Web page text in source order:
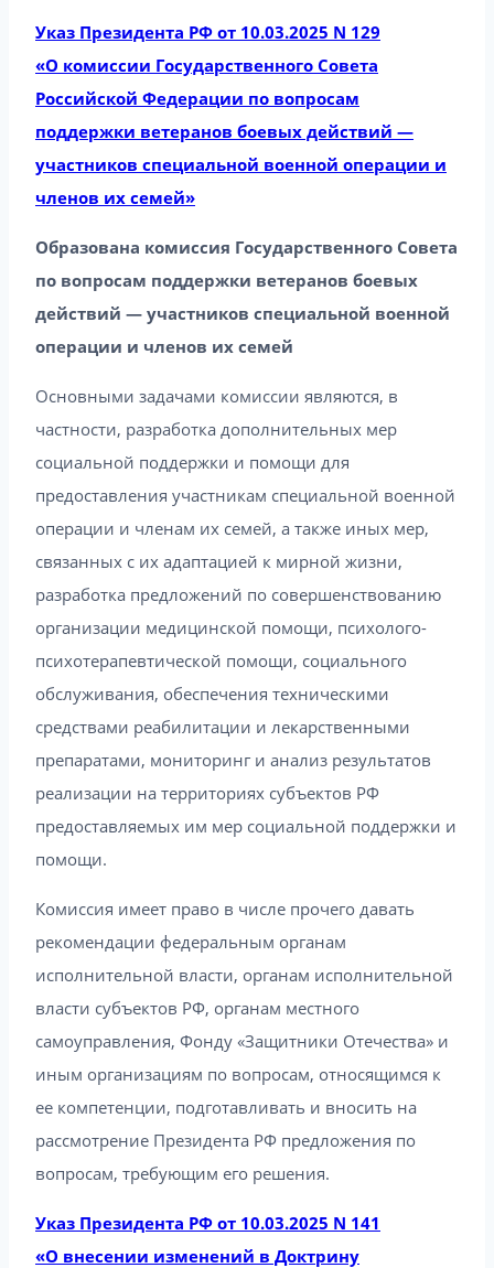
Указ Президента РФ от 10.03.2025 N 129
«О комиссии Государственного Совета
Российской Федерации по вопросам
поддержки ветеранов боевых действий —
участников специальной военной операции и
членов их семей»
Образована комиссия Государственного Совета
по вопросам поддержки ветеранов боевых
действий — участников специальной военной
операции и членов их семей
Основными задачами комиссии являются, в
частности, разработка дополнительных мер
социальной поддержки и помощи для
предоставления участникам специальной военной
операции и членам их семей, а также иных мер,
связанных с их адаптацией к мирной жизни,
разработка предложений по совершенствованию
организации медицинской помощи, психолого-
психотерапевтической помощи, социального
обслуживания, обеспечения техническими
средствами реабилитации и лекарственными
препаратами, мониторинг и анализ результатов
реализации на территориях субъектов РФ
предоставляемых им мер социальной поддержки и
помощи.
Комиссия имеет право в числе прочего давать
рекомендации федеральным органам
исполнительной власти, органам исполнительной
власти субъектов РФ, органам местного
самоуправления, Фонду «Защитники Отечества» и
иным организациям по вопросам, относящимся к
ее компетенции, подготавливать и вносить на
рассмотрение Президента РФ предложения по
вопросам, требующим его решения.
Указ Президента РФ от 10.03.2025 N 141
«О внесении изменений в Доктрину